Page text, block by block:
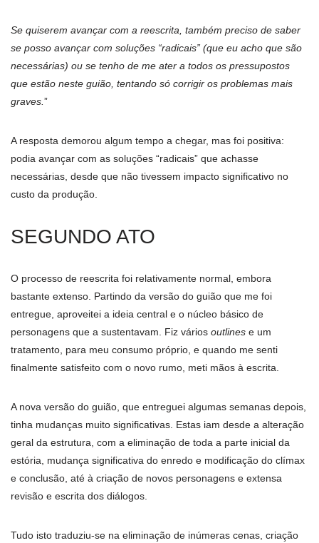
Se quiserem avançar com a reescrita, também preciso de saber
se posso avançar com soluções “radicais” (que eu acho que são
necessárias) ou se tenho de me ater a todos os pressupostos
que estão neste guião, tentando só corrigir os problemas mais
graves. ”
A resposta demorou algum tempo a chegar, mas foi positiva:
podia avançar com as soluções “radicais” que achasse
necessárias, desde que não tivessem impacto significativo no
custo da produção.
SEGUNDO ATO
O processo de reescrita foi relativamente normal, embora
bastante extenso. Partindo da versão do guião que me foi
entregue, aproveitei a ideia central e o núcleo básico de
personagens que a sustentavam. Fiz vários outlines e um
tratamento, para meu consumo próprio, e quando me senti
finalmente satisfeito com o novo rumo, meti mãos à escrita.
A nova versão do guião, que entreguei algumas semanas depois,
tinha mudanças muito significativas. Estas iam desde a alteração
geral da estrutura, com a eliminação de toda a parte inicial da
estória, mudança significativa do enredo e modificação do clímax
e conclusão, até à criação de novos personagens e extensa
revisão e escrita dos diálogos.
Tudo isto traduziu-se na eliminação de inúmeras cenas, criação